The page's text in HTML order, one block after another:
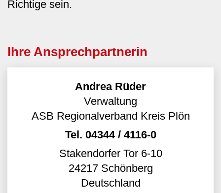
Richtige sein.
Ihre Ansprechpartnerin
Andrea Rüder
Verwaltung
ASB Regionalverband Kreis Plön
Tel. 04344 / 4116-0
Stakendorfer Tor 6-10
24217 Schönberg
Deutschland